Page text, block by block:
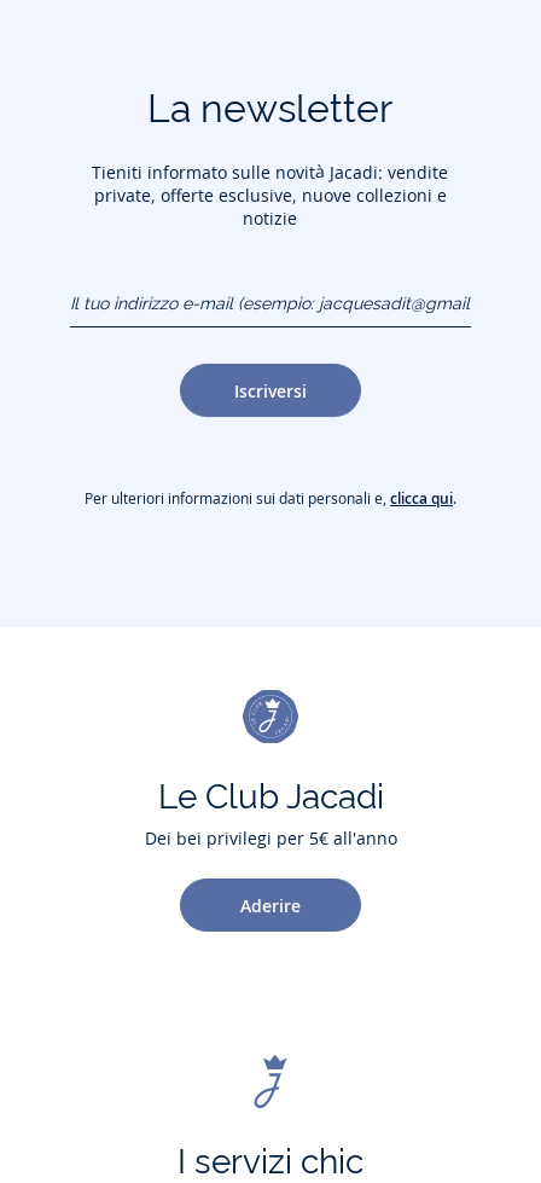
La newsletter
Tieniti informato sulle novità Jacadi: vendite
private, offerte esclusive, nuove collezioni e
notizie
(esempio:
jacquesadit@gmail.com)
Iscriversi
Per ulteriori informazioni sui dati personali e,clicca qui.
Le Club Jacadi
Dei bei privilegi per 5€ all'anno
Aderire
I servizi chic